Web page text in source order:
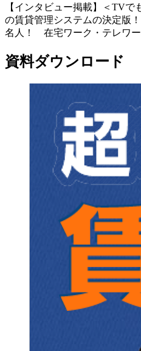
【インタビュー掲載】＜TVで
の賃貸管理システムの決定版
名人！ 在宅ワーク・テレワー
資料ダウンロード